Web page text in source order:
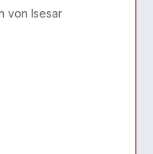
von Isesar